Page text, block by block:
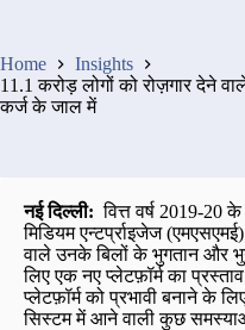
Home
Insights
11.1 करोड़ लोगों को रोज़गार देने
कर्ज के जाल में
नई दिल्ली:वित्त वर्ष 2019-20
मिडियम एन्टर्प्राइजेज
वाले उनके बिलों के भुगतान और
लिए एक नए प्लेटफ़ॉर्म का
प्लेटफ़ॉर्म को प्रभावी बनाने के
सिस्टम में आने वाली कुछ